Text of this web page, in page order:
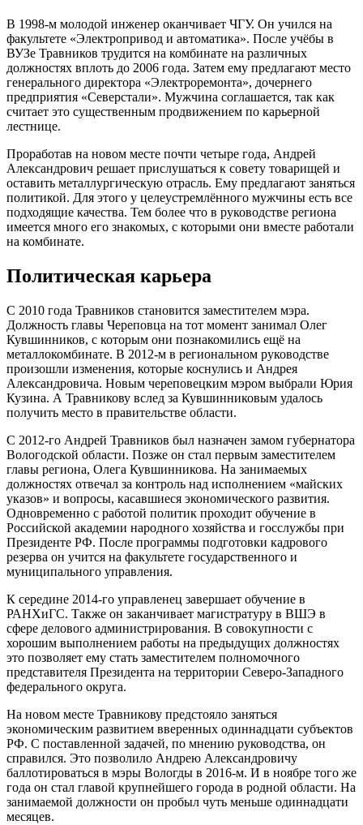
В 1998-м молодой инженер оканчивает ЧГУ. Он учился на
факультете «Электропривод и автоматика». После учёбы в
ВУЗе Травников трудится на комбинате на различных
должностях вплоть до 2006 года. Затем ему предлагают место
генерального директора «Электроремонта», дочернего
предприятия «Северстали». Мужчина соглашается, так как
считает это существенным продвижением по карьерной
лестнице.
Проработав на новом месте почти четыре года, Андрей
Александрович решает прислушаться к совету товарищей и
оставить металлургическую отрасль. Ему предлагают заняться
политикой. Для этого у целеустремлённого мужчины есть все
подходящие качества. Тем более что в руководстве региона
имеется много его знакомых, с которыми они вместе работали
на комбинате.
Политическая карьера
С 2010 года Травников становится заместителем мэра.
Должность главы Череповца на тот момент занимал Олег
Кувшинников, с которым они познакомились ещё на
металлокомбинате. В 2012-м в региональном руководстве
произошли изменения, которые коснулись и Андрея
Александровича. Новым череповецким мэром выбрали Юрия
Кузина. А Травникову вслед за Кувшинниковым удалось
получить место в правительстве области.
С 2012-го Андрей Травников был назначен замом губернатора
Вологодской области. Позже он стал первым заместителем
главы региона, Олега Кувшинникова. На занимаемых
должностях отвечал за контроль над исполнением «майских
указов» и вопросы, касавшиеся экономического развития.
Одновременно с работой политик проходит обучение в
Российской академии народного хозяйства и госслужбы при
Президенте РФ. После программы подготовки кадрового
резерва он учится на факультете государственного и
муниципального управления.
К середине 2014-го управленец завершает обучение в
РАНХиГС. Также он заканчивает магистратуру в ВШЭ в
сфере делового администрирования. В совокупности с
хорошим выполнением работы на предыдущих должностях
это позволяет ему стать заместителем полномочного
представителя Президента на территории Северо-Западного
федерального округа.
На новом месте Травникову предстояло заняться
экономическим развитием вверенных одиннадцати субъектов
РФ. С поставленной задачей, по мнению руководства, он
справился. Это позволило Андрею Александровичу
баллотироваться в мэры Вологды в 2016-м. И в ноябре того же
года он стал главой крупнейшего города в родной области. На
занимаемой должности он пробыл чуть меньше одиннадцати
месяцев.